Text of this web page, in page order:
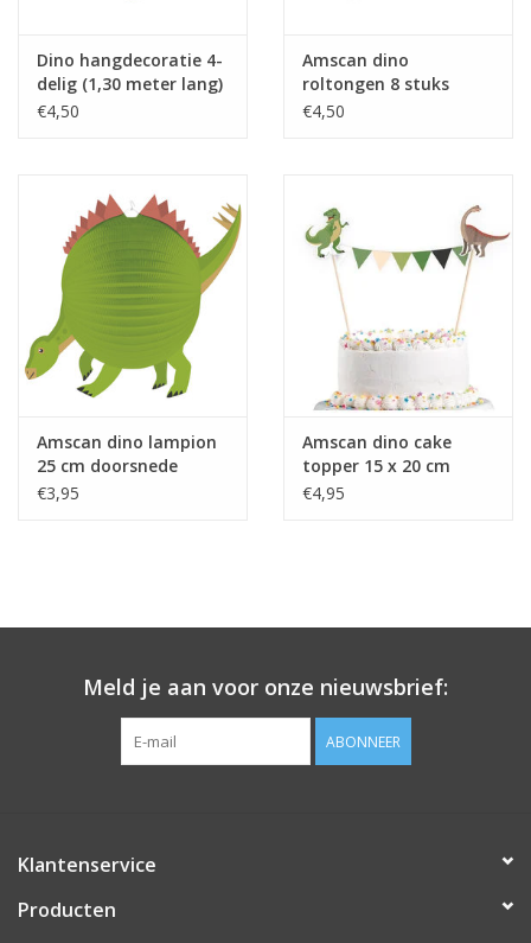
Dino hangdecoratie 4-
delig (1,30 meter lang)
€4,50
Amscan dino
roltongen 8 stuks
€4,50
Amscan dino lampion
25 cm doorsnede
€3,95
Amscan dino cake
topper 15 x 20 cm
€4,95
Meld je aan voor onze nieuwsbrief:
ABONNEER
Klantenservice
Producten